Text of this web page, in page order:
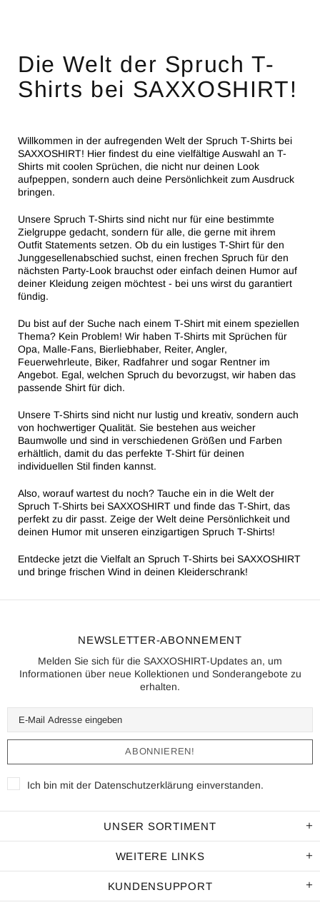
Die Welt der Spruch T-
Shirts bei SAXXOSHIRT!
Willkommen in der aufregenden Welt der Spruch T-Shirts bei
SAXXOSHIRT! Hier findest du eine vielfältige Auswahl an T-
Shirts mit coolen Sprüchen, die nicht nur deinen Look
aufpeppen, sondern auch deine Persönlichkeit zum Ausdruck
bringen.
Unsere Spruch T-Shirts sind nicht nur für eine bestimmte
Zielgruppe gedacht, sondern für alle, die gerne mit ihrem
Outfit Statements setzen. Ob du ein lustiges T-Shirt für den
Junggesellenabschied suchst, einen frechen Spruch für den
nächsten Party-Look brauchst oder einfach deinen Humor auf
deiner Kleidung zeigen möchtest - bei uns wirst du garantiert
fündig.
Du bist auf der Suche nach einem T-Shirt mit einem speziellen
Thema? Kein Problem! Wir haben T-Shirts mit Sprüchen für
Opa, Malle-Fans, Bierliebhaber, Reiter, Angler,
Feuerwehrleute, Biker, Radfahrer und sogar Rentner im
Angebot. Egal, welchen Spruch du bevorzugst, wir haben das
passende Shirt für dich.
Unsere T-Shirts sind nicht nur lustig und kreativ, sondern auch
von hochwertiger Qualität. Sie bestehen aus weicher
Baumwolle und sind in verschiedenen Größen und Farben
erhältlich, damit du das perfekte T-Shirt für deinen
individuellen Stil finden kannst.
Also, worauf wartest du noch? Tauche ein in die Welt der
Spruch T-Shirts bei SAXXOSHIRT und finde das T-Shirt, das
perfekt zu dir passt. Zeige der Welt deine Persönlichkeit und
deinen Humor mit unseren einzigartigen Spruch T-Shirts!
Entdecke jetzt die Vielfalt an Spruch T-Shirts bei SAXXOSHIRT
und bringe frischen Wind in deinen Kleiderschrank!
NEWSLETTER-ABONNEMENT
Melden Sie sich für die SAXXOSHIRT-Updates an, um
Informationen über neue Kollektionen und Sonderangebote zu
erhalten.
Ich bin mit der Datenschutzerklärung einverstanden.
UNSER SORTIMENT
WEITERE LINKS
KUNDENSUPPORT